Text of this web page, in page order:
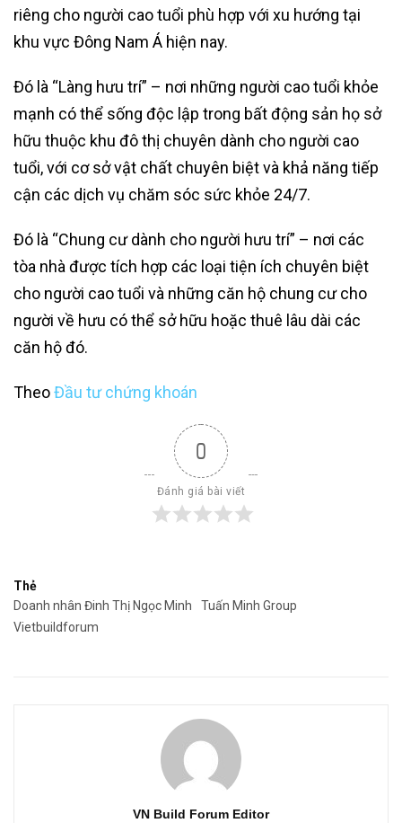
riêng cho người cao tuổi phù hợp với xu hướng tại
khu vực Đông Nam Á hiện nay.
Đó là “Làng hưu trí” – nơi những người cao tuổi khỏe
mạnh có thể sống độc lập trong bất động sản họ sở
hữu thuộc khu đô thị chuyên dành cho người cao
tuổi, với cơ sở vật chất chuyên biệt và khả năng tiếp
cận các dịch vụ chăm sóc sức khỏe 24/7.
Đó là “Chung cư dành cho người hưu trí” – nơi các
tòa nhà được tích hợp các loại tiện ích chuyên biệt
cho người cao tuổi và những căn hộ chung cư cho
người về hưu có thể sở hữu hoặc thuê lâu dài các
căn hộ đó.
TheoĐầu tư chứng khoán
0
Đánh giá bài viết
Thẻ
Doanh nhân Đinh Thị Ngọc Minh
Tuấn Minh Group
Vietbuildforum
VN Build Forum Editor